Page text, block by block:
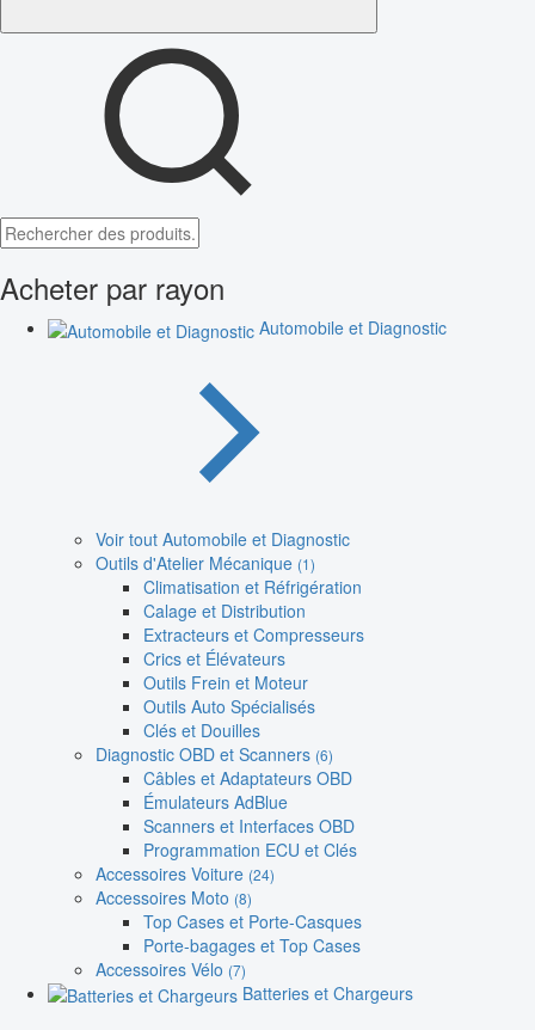
Acheter par rayon
Automobile et Diagnostic
Voir tout Automobile et Diagnostic
Outils d'Atelier Mécanique (1)
Climatisation et Réfrigération
Calage et Distribution
Extracteurs et Compresseurs
Crics et Élévateurs
Outils Frein et Moteur
Outils Auto Spécialisés
Clés et Douilles
Diagnostic OBD et Scanners (6)
Câbles et Adaptateurs OBD
Émulateurs AdBlue
Scanners et Interfaces OBD
Programmation ECU et Clés
Accessoires Voiture (24)
Accessoires Moto (8)
Top Cases et Porte-Casques
Porte-bagages et Top Cases
Accessoires Vélo (7)
Batteries et Chargeurs